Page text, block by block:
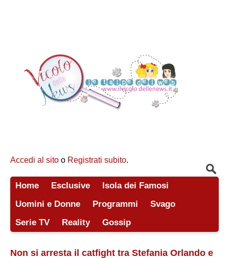
Accedi al sito o Registrati subito.
Home Esclusive
Isola dei Famosi
Uomini e Donne
Programmi
Svago
Serie TV
Reality Gossip
Non si arresta il catfight tra Stefania Orlando e